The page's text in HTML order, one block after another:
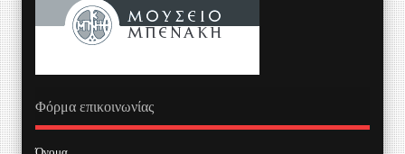
Φόρμα επικοινωνίας